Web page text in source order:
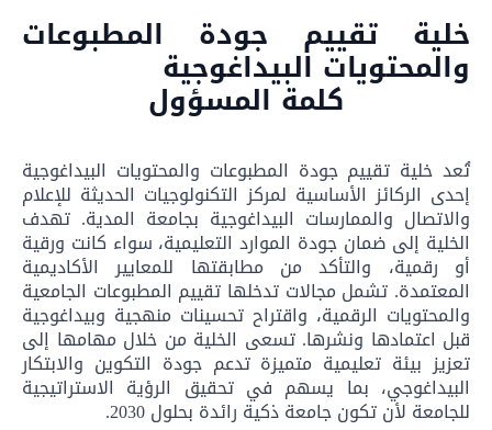
خلية تقييم جودة المطبوعات
والمحتويات البيداغوجية
كلمة المسؤول
تُعد خلية تقييم جودة المطبوعات والمحتويات البيداغوجية
إحدى الركائز الأساسية لمركز التكنولوجيات الحديثة للإعلام
والاتصال والممارسات البيداغوجية بجامعة المدية. تهدف
الخلية إلى ضمان جودة الموارد التعليمية، سواء كانت ورقية
أو رقمية، والتأكد من مطابقتها للمعايير الأكاديمية
المعتمدة. تشمل مجالات تدخلها تقييم المطبوعات الجامعية
والمحتويات الرقمية، واقتراح تحسينات منهجية وبيداغوجية
قبل اعتمادها ونشرها. تسعى الخلية من خلال مهامها إلى
تعزيز بيئة تعليمية متميزة تدعم جودة التكوين والابتكار
البيداغوجي، بما يسهم في تحقيق الرؤية الاستراتيجية
للجامعة لأن تكون جامعة ذكية رائدة بحلول 2030.